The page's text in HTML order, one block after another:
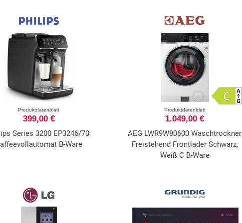
Produktdatenblatt
399,00 €
Series 3200 EP3246/70
B-Ware
Produktdatenblatt
1.049,00 €
AEG LWR9W80600 Waschtrockner
Freistehend Frontlader Schwarz,
Weiß C B-Ware